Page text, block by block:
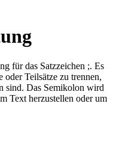
für das Satzzeichen ;. Es
Teilsätze zu trennen,
sind. Das Semikolon wird
Text herzustellen oder um